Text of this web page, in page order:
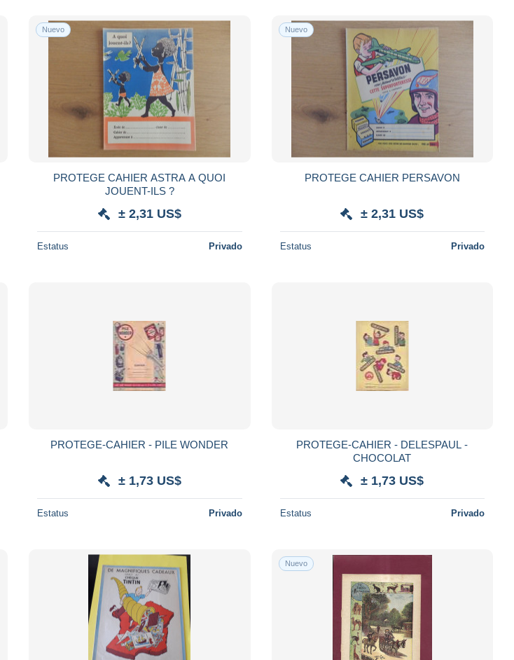
Nuevo
PROTEGE CAHIER ASTRA A QUOI
JOUENT-ILS ?
± 2,31 US$
Estatus Privado
Nuevo
PROTEGE CAHIER PERSAVON
± 2,31 US$
Estatus Privado
PROTEGE-CAHIER - PILE WONDER
± 1,73 US$
Estatus Privado
PROTEGE-CAHIER - DELESPAUL -
CHOCOLAT
± 1,73 US$
Estatus Privado
Nuevo